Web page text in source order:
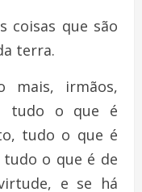
coisas que são
terra.
mais, irmãos,
tudo o que é
tudo o que é
o que é de
e se há